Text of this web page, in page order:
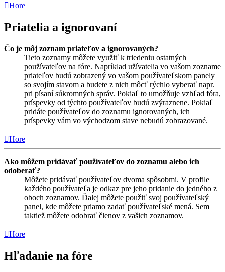
Hore
Priatelia a ignorovaní
Čo je môj zoznam priateľov a ignorovaných?
Tieto zoznamy môžete využiť k triedeniu ostatných
používateľov na fóre. Napríklad užívatelia vo vašom zozname
priateľov budú zobrazený vo vašom používateľskom panely
so svojím stavom a budete z nich môcť rýchlo vyberať napr.
pri písaní súkromných správ. Pokiaľ to umožňuje vzhľad fóra,
príspevky od týchto používateľov budú zvýraznene. Pokiaľ
pridáte používateľov do zoznamu ignorovaných, ich
príspevky vám vo východzom stave nebudú zobrazované.
Hore
Ako môžem pridávať používateľov do zoznamu alebo ich
odoberať?
Môžete pridávať používateľov dvoma spôsobmi. V profile
každého používateľa je odkaz pre jeho pridanie do jedného z
oboch zoznamov. Ďalej môžete použiť svoj používateľský
panel, kde môžete priamo zadať používateľské mená. Sem
taktiež môžete odobrať členov z vašich zoznamov.
Hore
Hľadanie na fóre